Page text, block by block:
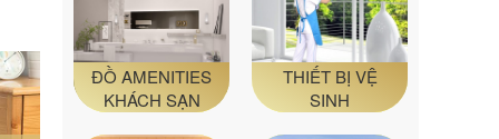
ĐỒ AMENITIES
KHÁCH SẠN
THIẾT BỊ VỆ
SINH